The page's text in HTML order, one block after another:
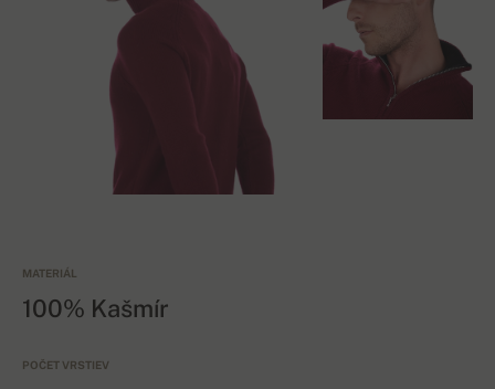
MATERIÁL
100% Kašmír
POČET VRSTIEV